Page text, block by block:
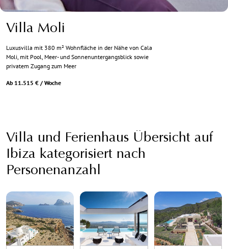
Villa Moli
Luxusvilla mit 380 m² Wohnfläche in der Nähe von Cala
Moli, mit Pool, Meer- und Sonnenuntergangsblick sowie
privatem Zugang zum Meer
Ab 11.515 € / Woche
Villa und Ferienhaus Übersicht auf
Ibiza kategorisiert nach
Personenanzahl